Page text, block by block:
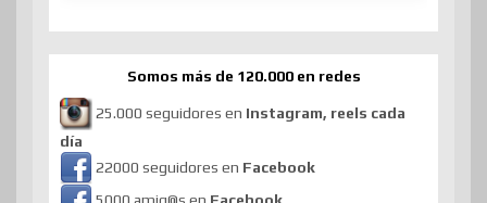
Somos más de 120.000 en redes
25.000 seguidores en Instagram, reels cada
día
22000 seguidores en Facebook
5000 amig@s en Facebook